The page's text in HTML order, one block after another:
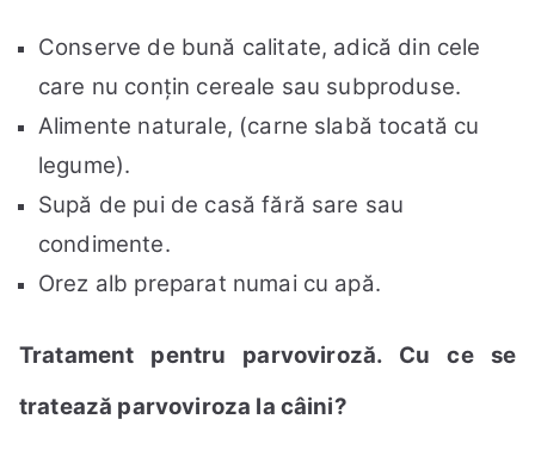
Conserve de bună calitate, adică din cele
care nu conțin cereale sau subproduse.
Alimente naturale, (carne slabă tocată cu
legume).
Supă de pui de casă fără sare sau
condimente.
Orez alb preparat numai cu apă.
Tratament pentru parvoviroză. Cu ce se
tratează parvoviroza la câini?